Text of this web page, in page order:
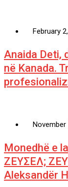
February
Anaida Deti,
në Kanada.
November
Monedhë e
ΖΕΥΣΕΛ;
Aleksandër